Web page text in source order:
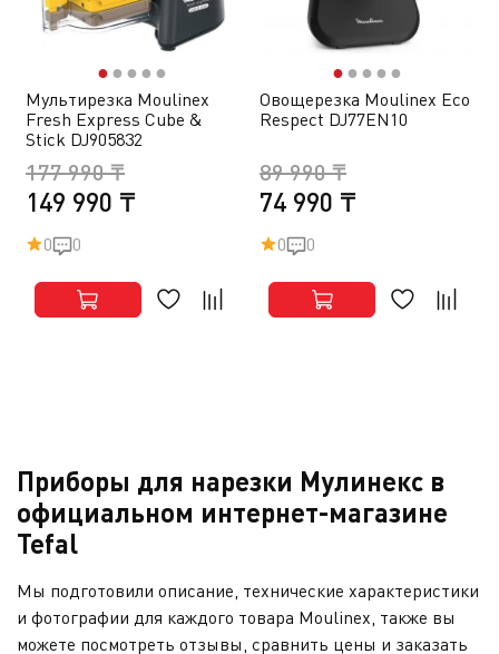
●● ● ● ●
Мультирезка Moulinex
Fresh Express Cube &
Stick DJ905832
149 990 ₸
177 990 ₸
0 0
●● ● ● ●
Овощерезка Moulinex Eco
Respect DJ77EN10
74 990 ₸
89 990 ₸
0 0
Приборы для нарезки Мулинекс в
официальном интернет-магазине
Tefal
Мы подготовили описание, технические характеристики
и фотографии для каждого товара Moulinex, также вы
можете посмотреть отзывы, сравнить цены и заказать